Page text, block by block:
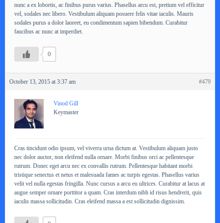
nunc a ex lobortis, ac finibus purus varius. Phasellus arcu est, pretium vel efficitur
vel, sodales nec libero. Vestibulum aliquam posuere felis vitae iaculis. Mauris
sodales purus a dolor laoreet, eu condimentum sapien bibendum. Curabitur
faucibus ac nunc at imperdiet.
0
October 13, 2015 at 3:37 am #479
Vinod Gill
Keymaster
Cras tincidunt odio ipsum, vel viverra urna dictum at. Vestibulum aliquam justo
nec dolor auctor, non eleifend nulla ornare. Morbi finibus orci ac pellentesque
rutrum. Donec eget arcu nec ex convallis rutrum. Pellentesque habitant morbi
tristique senectus et netus et malesuada fames ac turpis egestas. Phasellus varius
velit vel nulla egestas fringilla. Nunc cursus a arcu eu ultrices. Curabitur at lacus at
augue semper ornare porttitor a quam. Cras interdum nibh id risus hendrerit, quis
iaculis massa sollicitudin. Cras eleifend massa a est sollicitudin dignissim.